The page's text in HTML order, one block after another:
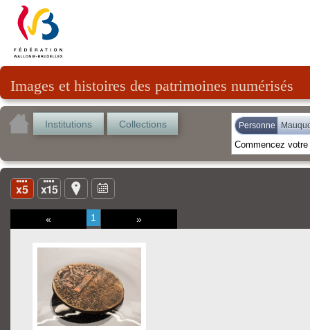
Images et histoires des patrimoines numérisés
Institutions Collections Personne
« 1 »